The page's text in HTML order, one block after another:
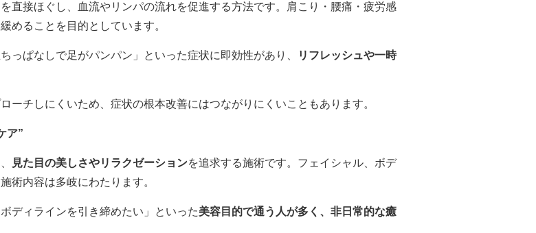
直接ほぐし、血流やリンパの流れを促進する方法です。肩こり・腰痛・疲労感
めることを目的としています。
っぱなしで足がパンパン」といった症状に即効性があり、
リフレッシュや一時
ーチしにくいため、症状の根本改善にはつながりにくいこともあります。
ア”
見た目の美しさやリラクゼーションを追求する施術です。フェイシャル、ボデ
術内容は多岐にわたります。
ディラインを引き締めたい」といった美容目的で通う人が多く、非日常的な癒